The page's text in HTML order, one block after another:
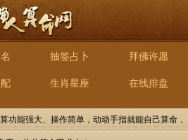
抽签占卜 拜佛许愿
生肖星座 在线排盘
功能强大、操作简单，动动手指就能自己算命，